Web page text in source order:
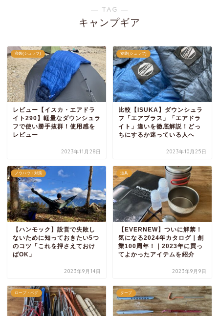
― TAG ―
キャンプギア
寝袋(シュラフ)
レビュー【イスカ・エアドラ
イト290】軽量なダウンシュラ
フで使い勝手抜群！使用感を
レビュー
2023年11月28日
寝袋(シュラフ)
比較【ISUKA】ダウンシュラ
フ「エアプラス」「エアドラ
イト」違いを徹底解説！どっ
ちにするか迷っている人へ
2023年10月25日
ノウハウ・対策
【ハンモック】設営で失敗し
ないために知っておきたい5つ
のコツ「これを押さえておけ
ばOK」
2023年9月14日
道具
【EVERNEW】ついに解禁！
気になる2024年カタログ｜創
業100周年！｜2023年に買っ
てよかったアイテムを紹介
2023年9月9日
ロープ・ペグ タープ